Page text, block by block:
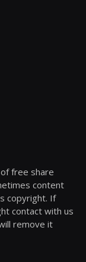
free share
content
copyright. If
contact with us
remove it